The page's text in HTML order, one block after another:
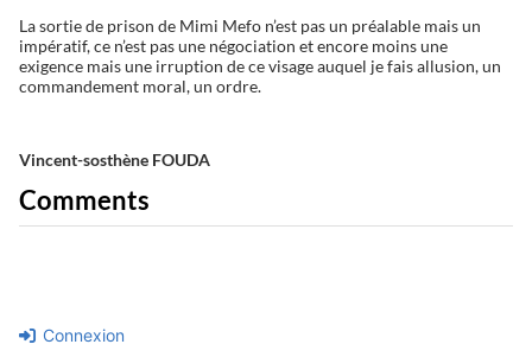
La sortie de prison de Mimi Mefo n’est pas un préalable mais un
impératif, ce n’est pas une négociation et encore moins une
exigence mais une irruption de ce visage auquel je fais allusion, un
commandement moral, un ordre.
Vincent-sosthène FOUDA
Comments
Connexion